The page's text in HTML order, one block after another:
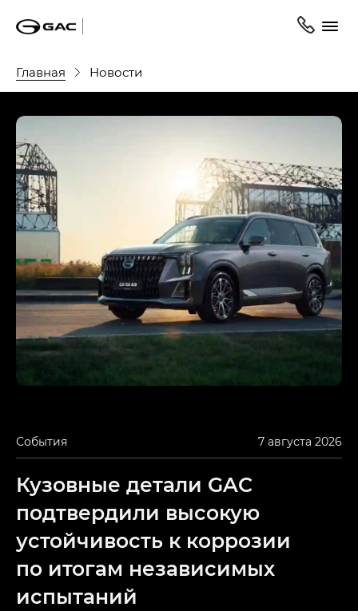
Главная Новости
События 7 августа 2026
Кузовные детали GAC
подтвердили высокую
устойчивость к коррозии
по итогам независимых
испытаний